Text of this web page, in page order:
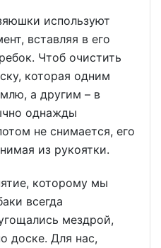
используют
вставляя в его
Чтоб очистить
которая одним
а другим – в
однажды
не снимается, его
из рукоятки.
которому мы
всегда
мездрой,
доске. Для нас,